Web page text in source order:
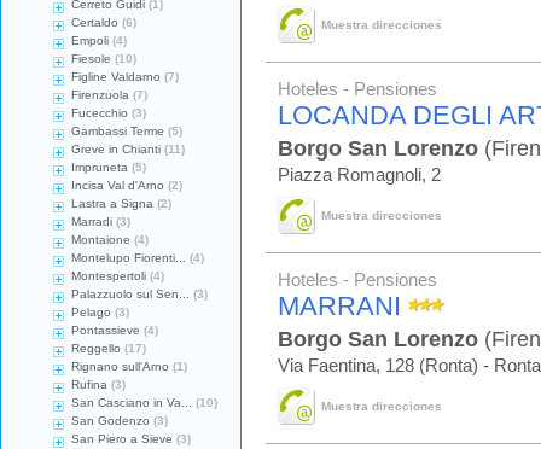
Muestra direcciones
Hoteles - Pensiones
LOCANDA DEGLI
Borgo San Lorenzo
Piazza Romagnoli, 2
Muestra direcciones
Hoteles - Pensiones
MARRANI
Borgo San Lorenzo
Via Faentina, 128 (Ronta) - Ronta
Muestra direcciones
Cerreto Guidi (1)
Certaldo (6)
Empoli (4)
Fiesole (10)
Figline Valdarno (7)
Firenzuola (7)
Fucecchio (3)
Gambassi Terme (5)
Greve in Chianti (11)
Impruneta (5)
Incisa Val d'Arno (2)
Lastra a Signa (2)
Marradi (3)
Montaione (4)
Montelupo Fiorenti...
(4)
Montespertoli (4)
Palazzuolo sul Sen...
(3)
Pelago (3)
Pontassieve (4)
Reggello (17)
Rignano sull'Arno (1)
Rufina (3)
San Casciano in Va...
(10)
San Godenzo (3)
San Piero a Sieve (3)